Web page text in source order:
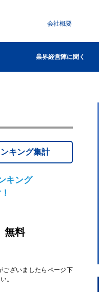
会社概要
業界経営陣に聞く
キング集計
キング
無料
ございましたらページ下
。